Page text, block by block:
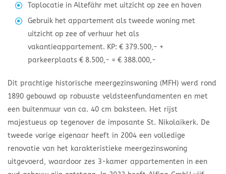
Toplocatie in Altefähr met uitzicht op zee en haven
Gebruik het appartement als tweede woning met
uitzicht op zee of verhuur het als
vakantieappartement. KP: € 379.500,- +
parkeerplaats € 8.500,- = € 388.000,-
Dit prachtige historische meergezinswoning (MFH) werd rond
1890 gebouwd op robuuste veldsteenfundamenten en met
een buitenmuur van ca. 40 cm baksteen. Het rijst
majestueus op tegenover de imposante St. Nikolaikerk. De
tweede vorige eigenaar heeft in 2004 een volledige
renovatie van het karakteristieke meergezinswoning
uitgevoerd, waardoor zes 3-kamer appartementen in een